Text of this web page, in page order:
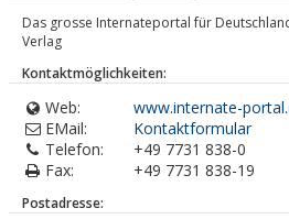
Das grosse Internateportal für
Verlag
Kontaktmöglichkeiten:
Web:
www.internate-
EMail:
Kontaktformular
Telefon:
+49 7731 838-0
Fax:
+49 7731 838-19
Postadresse: